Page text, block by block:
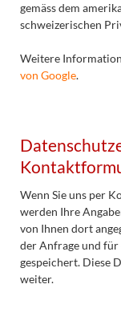
gemäss dem
schweizerischen
Weitere
von Google.
Wenn Sie uns per
werden Ihre
von Ihnen dort
der Anfrage und für
gespeichert. Diese
weiter.